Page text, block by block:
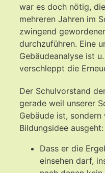
war es doch nötig,
mehreren Jahren im
zwingend
durchzuführen. Eine
Gebäudeanalyse ist
verschleppt die
Der Schulvorstand
gerade weil unserer
Gebäude ist,
Bildungsidee ausgeht:
Dass er die
einsehen darf,